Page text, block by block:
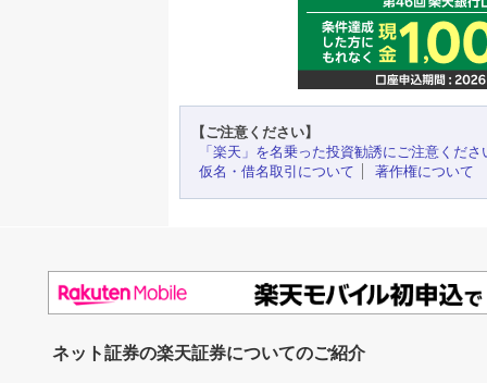
【ご注意ください】
「楽天」を名乗った投資勧誘にご注意くださ
仮名・借名取引について
著作権について
ネット証券の楽天証券についてのご紹介